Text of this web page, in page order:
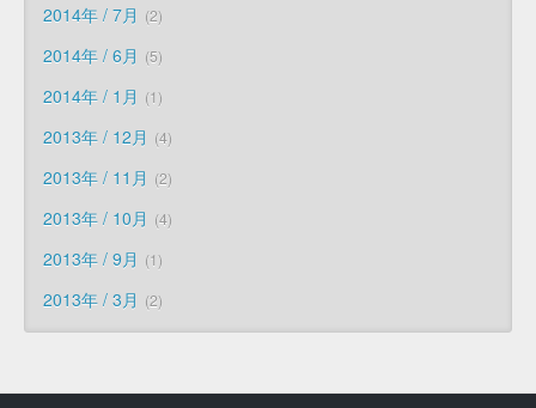
2014年 / 7月 2
2014年 / 6月 5
2014年 / 1月 1
2013年 / 12月 4
2013年 / 11月 2
2013年 / 10月 4
2013年 / 9月 1
2013年 / 3月 2